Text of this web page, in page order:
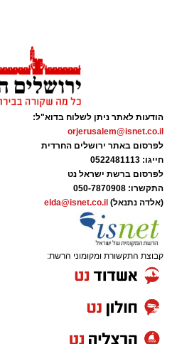
ח"כ סוכות בסיור בבתי ספר
תגים:מזרח ירושלים
ישראל, איומים, חדשות
צבי סוכות
טרזן המחבל:
היום (חמישי) לאחר שעל
יו"ר ועדת החינוך, חבר
תמונות של נשק ותחמושת.
הודעות לאתר ניתן לשלוח בדוא"ל:
orjerusalem@isnet.co.il
לפרסום באתר ירושלים החרדית
חייגו: 0522481113
לפרסום ברשת ישראל נט
התקשרו: 050-7870908
(אלדה נתנאל) elda@isnet.co.il
קבוצת התקשורת ומקומוני הרשת: